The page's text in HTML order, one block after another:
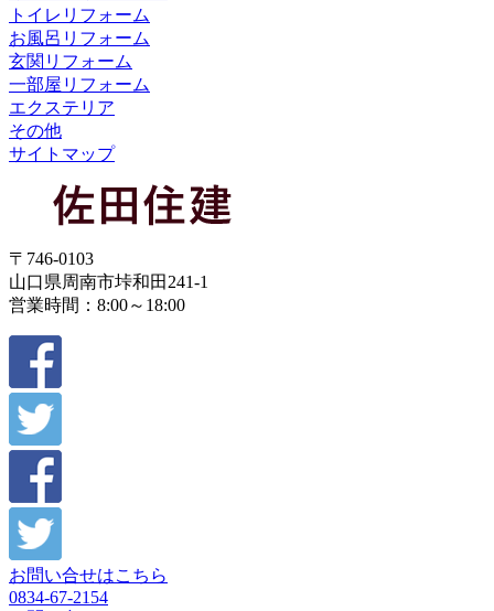
トイレリフォーム
お風呂リフォーム
玄関リフォーム
一部屋リフォーム
エクステリア
その他
サイトマップ
〒746-0103
山口県周南市垰和田241-1
営業時間：8:00～18:00
お問い合せはこちら
0834-67-2154